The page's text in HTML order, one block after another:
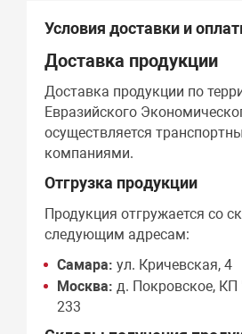
Условия доставки и
Доставка продукции
Доставка продукции по
Евразийского
осуществляется
компаниями.
Отгрузка продукции
Продукция отгружается со
следующим адресам:
Самара: ул. Кричевская, 4
Москва: д. Покровское, КП
233